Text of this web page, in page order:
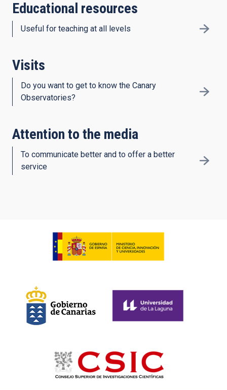
Educational resources
Useful for teaching at all levels
Visits
Do you want to get to know the Canary
Observatories?
Attention to the media
To communicate better and to offer a better
service